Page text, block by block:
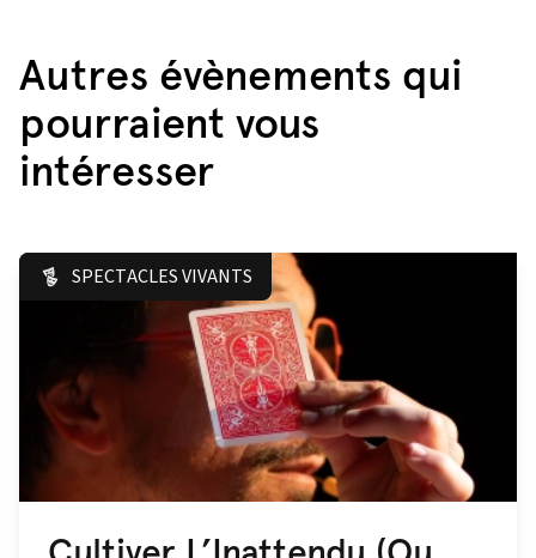
Autres évènements qui
pourraient vous
intéresser
SPECTACLES VIVANTS